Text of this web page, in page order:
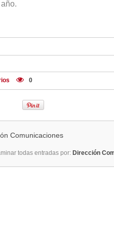
0
Comunicaciones
todas entradas por: Dirección